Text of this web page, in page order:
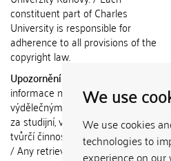
We use
We use cookies
technologies to
experience on
constituent part of Charles
University is responsible for
adherence to all provisions of the
copyright law.
Upozornění / Notice:
informace nemohou být použity k
výdělečným účelům nebo vydávány
za studijní, vědeckou nebo jinou
tvůrčí činnost jiné osoby než autora.
/ Any retrieved information shall not